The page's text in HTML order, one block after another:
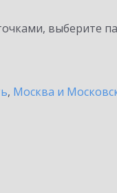
выберите
, Москва и